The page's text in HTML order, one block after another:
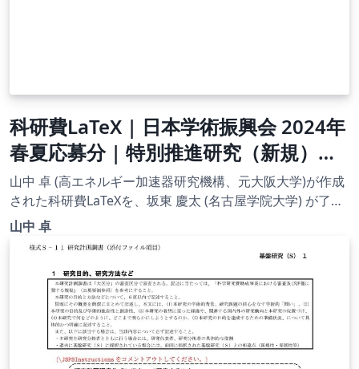
科研費LaTeX | 日本学術振興会 2024年
春夏応募分 | 特別推進研究（新規）・
日本語版その２ | 2024.04.12
山中 卓 (高エネルギー加速器研究機構、元大阪大学)が作成
された科研費LaTeXを、坂東 慶太 (名古屋学院大学) が了承
を得てテンプレート登録しています。 詳細はこちら↓をご
山中 卓